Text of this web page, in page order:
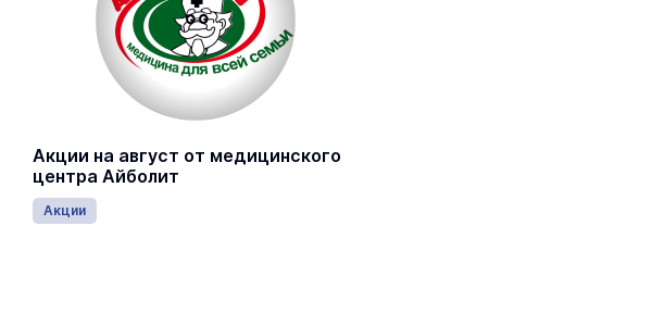
Акции на август от медицинского
центра Айболит
Акции